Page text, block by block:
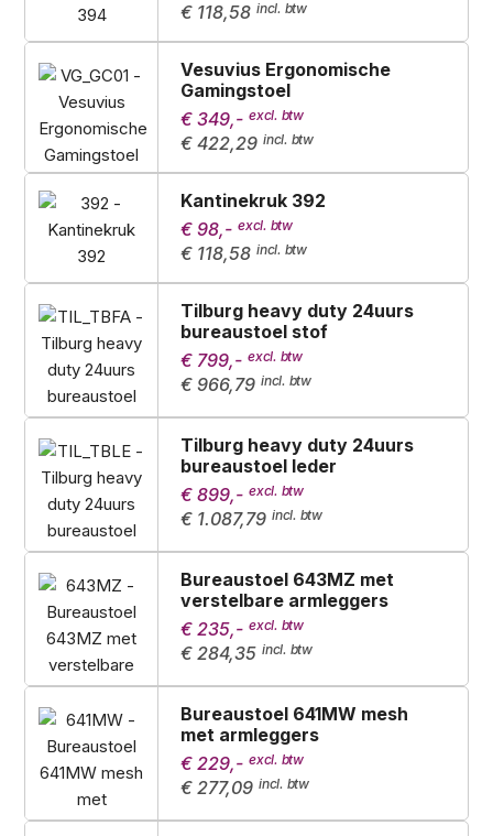
€ 118,58
Vesuvius Ergonomische
Gamingstoel
€ 349,-
€ 422,29
Kantinekruk 392
€ 98,-
€ 118,58
Tilburg heavy duty 24uurs
bureaustoel stof
€ 799,-
€ 966,79
Tilburg heavy duty 24uurs
bureaustoel leder
€ 899,-
€ 1.087,79
Bureaustoel 643MZ met
verstelbare armleggers
€ 235,-
€ 284,35
Bureaustoel 641MW mesh
met armleggers
€ 229,-
€ 277,09